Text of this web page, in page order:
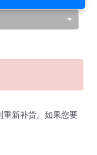
重新补货。如果您要